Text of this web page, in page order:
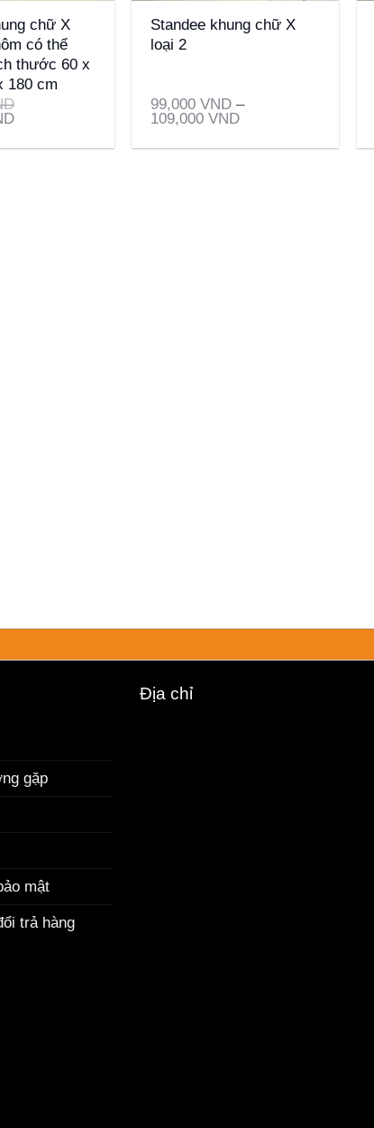
chữ X
có thể
thước 60 x
180 cm
Standee khung chữ X
loại 2
99,000 VND–
109,000 VND
gặp
mật
trả hàng
Địa chỉ